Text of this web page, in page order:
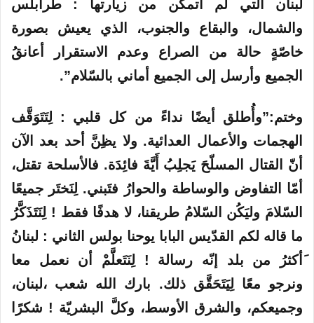
لبنان التي لم أتمكَّن من زيارتها : طرابلس
والشمال، والبقاع والجنوب، الذي يعيش بصورة
خاصّةٍ حالة من الصراع وعدم الاستقرار أعانقُ
الجميع وأرسل إلى الجميع أماني بالسّلام”.
وختم:”وأُطلق أيضًا نداءً من كل قلبي : لِتَتَوَقَّف
الهجمات والأعمال العدائية. ولا يظِنَّ أحد بعد الآن
أنّ القتال المسلّحَ يَجلِبُ أَيَّةَ فائِدَة. فالأسلحة تقتل،
أمّا التفاوض والوساطة والحوارُ فتَبني. لِنَختَر جميعًا
السّلامَ وليَكُن السّلامُ طريقنا، لا هدفًا فقط ! لِنَتَذَكَّرُ
ما قاله لكم القدّيس البابا يوحنا بولس الثاني : لبنانُ
َأكثرُ من بلد إنّه رسالة ! لِنَتَعلَّمْ أن نعمل معا
ونرجو معًا لِيَتَحَقَّق ذلك. بارك الله شعب ،لبنان،
وجميعكم، والشرق الأوسط، وكلَّ البشريّة ! شكرًا